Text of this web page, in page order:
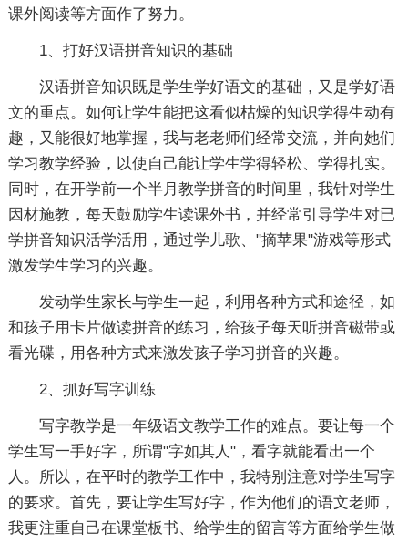
课外阅读等方面作了努力。
1、打好汉语拼音知识的基础
汉语拼音知识既是学生学好语文的基础，又是学好语
文的重点。如何让学生能把这看似枯燥的知识学得生动有
趣，又能很好地掌握，我与老老师们经常交流，并向她们
学习教学经验，以使自己能让学生学得轻松、学得扎实。
同时，在开学前一个半月教学拼音的时间里，我针对学生
因材施教，每天鼓励学生读课外书，并经常引导学生对已
学拼音知识活学活用，通过学儿歌、"摘苹果"游戏等形式
激发学生学习的兴趣。
发动学生家长与学生一起，利用各种方式和途径，如
和孩子用卡片做读拼音的练习，给孩子每天听拼音磁带或
看光碟，用各种方式来激发孩子学习拼音的兴趣。
2、抓好写字训练
写字教学是一年级语文教学工作的难点。要让每一个
学生写一手好字，所谓"字如其人"，看字就能看出一个
人。所以，在平时的教学工作中，我特别注意对学生写字
的要求。首先，要让学生写好字，作为他们的语文老师，
我更注重自己在课堂板书、给学生的留言等方面给学生做